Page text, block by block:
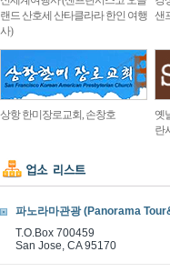
랜드 산호세 산타클라라 한인 여행
사)
샌
상항 한미장로교회, 손창호
옛
란
파노라마관광 (Panorama
T.O.Box 700459
San Jose, CA 95170